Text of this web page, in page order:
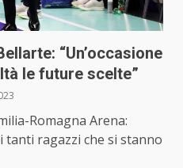
“Un’occasione
le future scelte”
Romagna Arena:
tanti ragazzi che si stanno